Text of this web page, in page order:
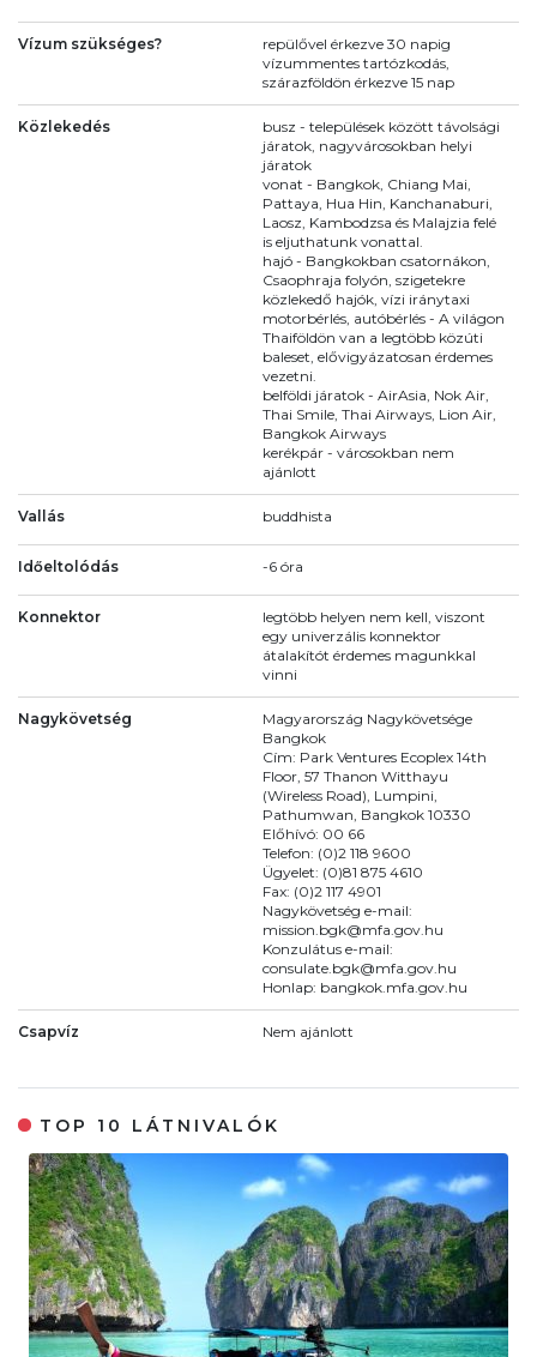
Vízum szükséges?
repülővel érkezve 30 napig
vízummentes tartózkodás,
szárazföldön érkezve 15 nap
Közlekedés
busz - települések között távolsági
járatok, nagyvárosokban helyi
járatok
vonat - Bangkok, Chiang Mai,
Pattaya, Hua Hin, Kanchanaburi,
Laosz, Kambodzsa és Malajzia felé
is eljuthatunk vonattal.
hajó - Bangkokban csatornákon,
Csaophraja folyón, szigetekre
közlekedő hajók, vízi iránytaxi
motorbérlés, autóbérlés - A világon
Thaiföldön van a legtöbb közúti
baleset, elővigyázatosan érdemes
vezetni.
belföldi járatok - AirAsia, Nok Air,
Thai Smile, Thai Airways, Lion Air,
Bangkok Airways
kerékpár - városokban nem
ajánlott
Vallás buddhista
Időeltolódás -6 óra
Konnektor
legtöbb helyen nem kell, viszont
egy univerzális konnektor
átalakítót érdemes magunkkal
vinni
Nagykövetség
Magyarország Nagykövetsége
Bangkok
Cím: Park Ventures Ecoplex 14th
Floor, 57 Thanon Witthayu
(Wireless Road), Lumpini,
Pathumwan, Bangkok 10330
Előhívó: 00 66
Telefon: (0)2 118 9600
Ügyelet: (0)81 875 4610
Fax: (0)2 117 4901
Nagykövetség e-mail:
mission.bgk@mfa.gov.hu
Konzulátus e-mail:
consulate.bgk@mfa.gov.hu
Honlap: bangkok.mfa.gov.hu
Csapvíz Nem ajánlott
TOP 10 LÁTNIVALÓK